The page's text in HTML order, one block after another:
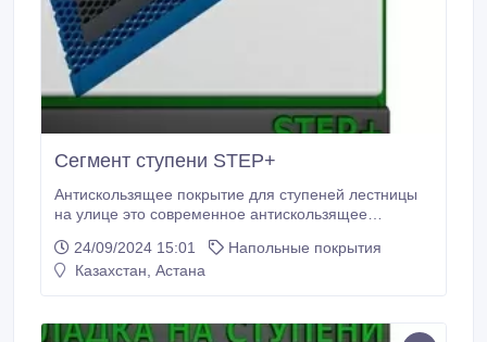
Сегмент ступени STEP+
Антискользящее покрытие для ступеней лестницы
на улице это современное антискользящее
защищает Ваше здание от мокрой грязи, воды и
снега, а также оградит посетителей от падения
мрамора, кафеля и т.
24/09/2024 15:01
Напольные покрытия
Казахстан, Астана